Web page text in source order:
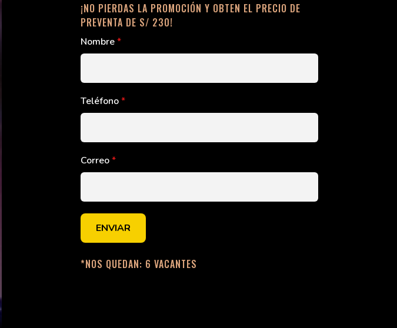
¡NO PIERDAS LA PROMOCIÓN Y OBTEN EL PRECIO DE
PREVENTA DE S/ 230!
Nombre*
Teléfono*
Correo*
ENVIAR
*NOS QUEDAN: 6 VACANTES